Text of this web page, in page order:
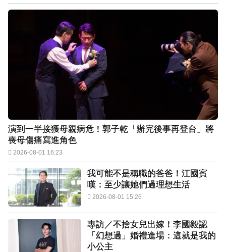
演到一半接獲母親病危！郭子乾「辦完後事再登台」將
喪母傷痛寫進角色
2026-08-01 16:23
我可能不是稱職的爸爸！江國賓
嘆：至少讓她們過理想生活
2026-08-01 15:26
專訪／不捨女兒出嫁！李國毅認
「幻想過」婚禮進場：這就是我的
小公主